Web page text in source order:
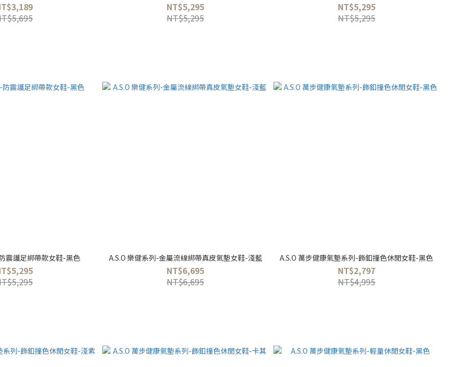
NT$5,295
NT$5,295
NT$5,295
NT$5,295
震護足綁帶款女鞋-黑色 A.S.O 樂健系列-金屬流線綁帶真皮氣墊女鞋-淺藍
NT$6,695
NT$6,695
A.S.O 萬步健康氣墊系列-飾釦撞色休閒女鞋-黑色
NT$2,797
NT$4,995